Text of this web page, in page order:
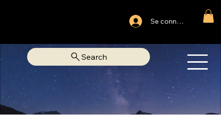
Se connecter
LIBRAIRIE SPIRITUELLESearch